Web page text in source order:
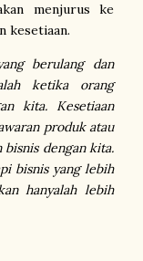
menjurus ke
kesetiaan.
berulang dan
ketika orang
kita. Kesetiaan
produk atau
dengan kita.
bisnis yang lebih
hanyalah lebih